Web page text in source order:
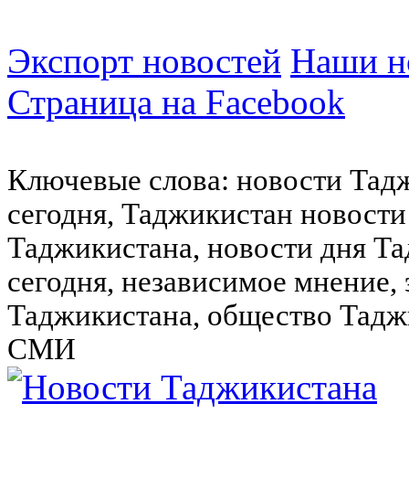
Экспорт новостей Наши
Страница на Facebook
Ключевые слова: новости
сегодня, Таджикистан
Таджикистана, новости дня
сегодня, независимое
Таджикистана, общество
СМИ